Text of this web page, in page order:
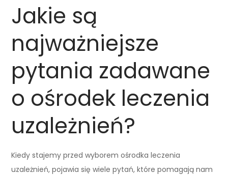
Jakie są
najważniejsze
pytania zadawane
o ośrodek leczenia
uzależnień?
Kiedy stajemy przed wyborem ośrodka leczenia
uzależnień, pojawia się wiele pytań, które pomagają nam